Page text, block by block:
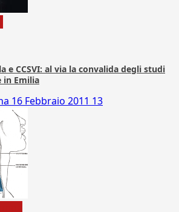
e CCSVI: al via la convalida degli studi
in Emilia
16 Febbraio 2011 13